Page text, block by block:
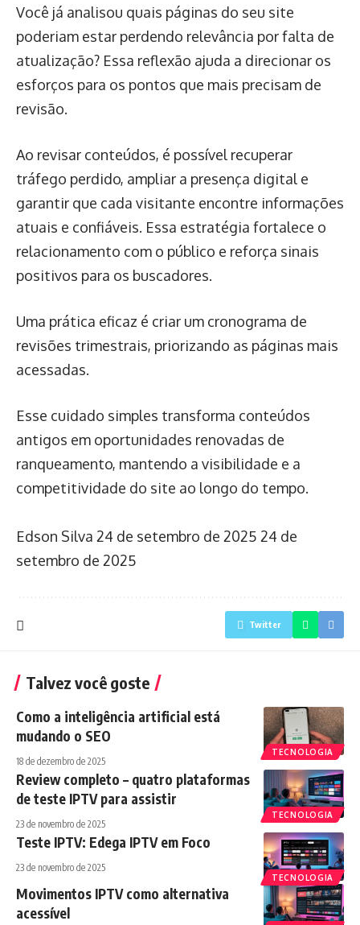
Você já analisou quais páginas do seu site
poderiam estar perdendo relevância por falta de
atualização? Essa reflexão ajuda a direcionar os
esforços para os pontos que mais precisam de
revisão.
Ao revisar conteúdos, é possível recuperar
tráfego perdido, ampliar a presença digital e
garantir que cada visitante encontre informações
atuais e confiáveis. Essa estratégia fortalece o
relacionamento com o público e reforça sinais
positivos para os buscadores.
Uma prática eficaz é criar um cronograma de
revisões trimestrais, priorizando as páginas mais
acessadas.
Esse cuidado simples transforma conteúdos
antigos em oportunidades renovadas de
ranqueamento, mantendo a visibilidade e a
competitividade do site ao longo do tempo.
Edson Silva 24 de setembro de 2025 24 de
setembro de 2025
Twitter
Talvez você goste
TECNOLOGIA
Como a inteligência artificial está
mudando o SEO
18 de dezembro de 2025
TECNOLOGIA
Review completo – quatro plataformas
de teste IPTV para assistir
23 de novembro de 2025
TECNOLOGIA
Teste IPTV: Edega IPTV em Foco
23 de novembro de 2025
Movimentos IPTV como alternativa
acessível